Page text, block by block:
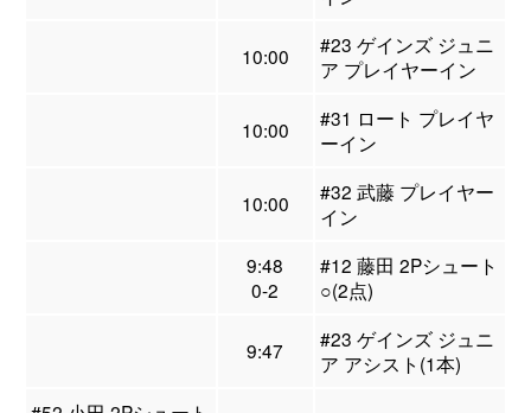
10:00
#23 ゲインズ ジュニ
ア プレイヤーイン
10:00
#31 ロート プレイヤ
ーイン
10:00
#32 武藤 プレイヤー
イン
9:48
0-2
#12 藤田 2Pシュート
○(2点)
9:47
#23 ゲインズ ジュニ
ア アシスト(1本)